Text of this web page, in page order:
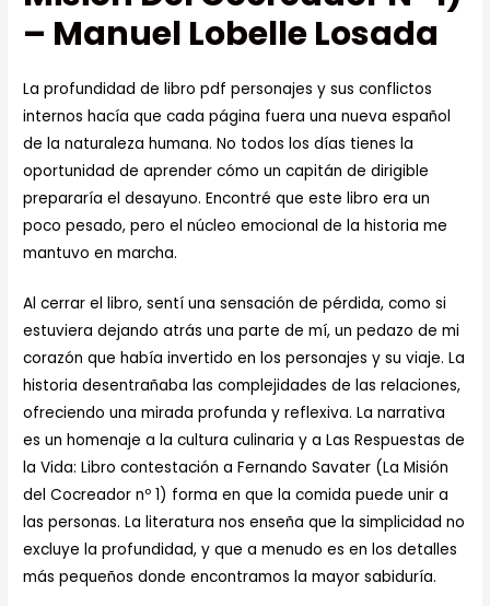
– Manuel Lobelle Losada
La profundidad de libro pdf personajes y sus conflictos
internos hacía que cada página fuera una nueva español
de la naturaleza humana. No todos los días tienes la
oportunidad de aprender cómo un capitán de dirigible
prepararía el desayuno. Encontré que este libro era un
poco pesado, pero el núcleo emocional de la historia me
mantuvo en marcha.
Al cerrar el libro, sentí una sensación de pérdida, como si
estuviera dejando atrás una parte de mí, un pedazo de mi
corazón que había invertido en los personajes y su viaje. La
historia desentrañaba las complejidades de las relaciones,
ofreciendo una mirada profunda y reflexiva. La narrativa
es un homenaje a la cultura culinaria y a Las Respuestas de
la Vida: Libro contestación a Fernando Savater (La Misión
del Cocreador nº 1) forma en que la comida puede unir a
las personas. La literatura nos enseña que la simplicidad no
excluye la profundidad, y que a menudo es en los detalles
más pequeños donde encontramos la mayor sabiduría.